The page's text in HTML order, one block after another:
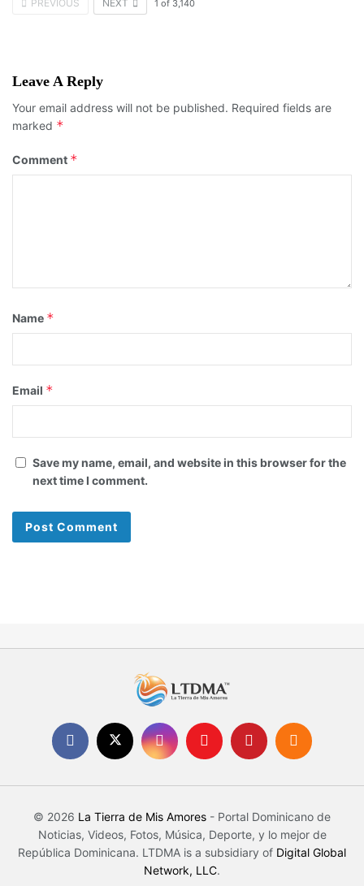
PREVIOUS NEXT 1 of 3,140
Leave A Reply
Your email address will not be published. Required fields are
marked *
Comment *
Name *
Email *
Save my name, email, and website in this browser for the
next time I comment.
© 2026 La Tierra de Mis Amores - Portal Dominicano de
Noticias, Videos, Fotos, Música, Deporte, y lo mejor de
República Dominicana. LTDMA is a subsidiary of Digital Global
Network, LLC.